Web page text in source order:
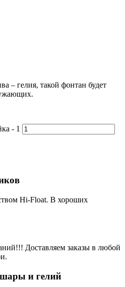
– гелия, такой фонтан будет
- 1
Hi-Float. В хороших
Доставляем заказы в любой
и гелий